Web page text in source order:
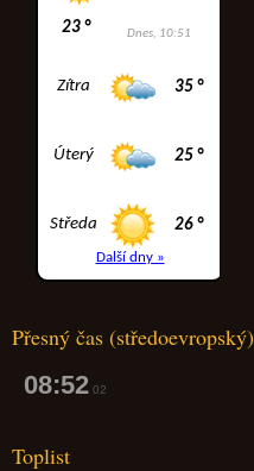
Přesný čas (středoevropský)
08:52 03
Toplist